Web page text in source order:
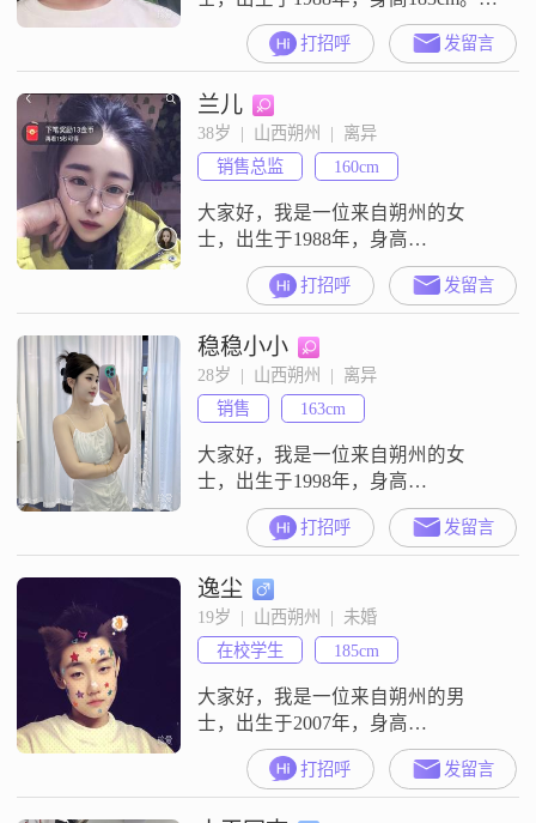
的月收入在8001到12000元之间，目
前从事一份稳定的工作。虽然我的
学历是中专，但我一直在努力提升
自己，不断学习新的知识和技能。
我性格稳重可靠，待人真诚，总是
以诚相待。在我看来，家庭是最重
要的，我会尽自己最大的努力去维
护和经营家庭，让它成为一个温馨
和
打招呼 发留言
兰儿
38岁  |  山西朔州  |  离异
销售总监
160cm
大家好，我是一位来自朔州的女
士，出生于1988年，身高
160cm##3002##我目前的工作收入在
3001到5000元之间，虽然不是很
高，但我觉得稳定最重要##3002##
我的学历是中专，虽然在学历上不
是特别突出，但我一直在努力提升
自己##3002##我性格随和，容易相
处，不喜欢与人争执##3002##在生
活中，我比较
打招呼 发留言
稳稳小小
28岁  |  山西朔州  |  离异
销售
163cm
大家好，我是一位来自朔州的女
士，出生于1998年，身高
163cm##3002##我的月收入在5001到
8000元之间，目前从事着一份稳定
的工作##3002##虽然我的学历是高
中及以下，但我一直保持着学习的
热情，努力提升自己##3002##我性
格温柔体贴，热爱生活，喜欢享受
当下的每一刻##3002##我非常注重
健康管理，
打招呼 发留言
逸尘
19岁  |  山西朔州  |  未婚
在校学生
185cm
大家好，我是一位来自朔州的男
士，出生于2007年，身高
185cm##3002##目前，我的月收入在
3001-5000元之间，虽然不算特别
高，但我一直在努力提升自己的工
打招呼 发留言